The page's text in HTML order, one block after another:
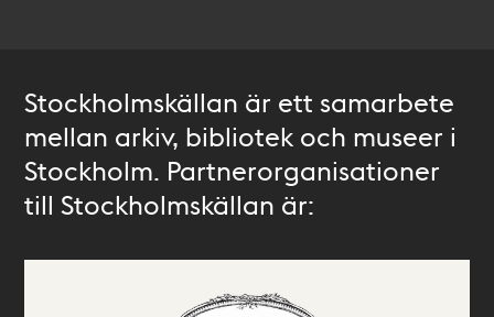
Stockholmskällan är ett samarbete
mellan arkiv, bibliotek och museer i
Stockholm. Partnerorganisationer
till Stockholmskällan är: